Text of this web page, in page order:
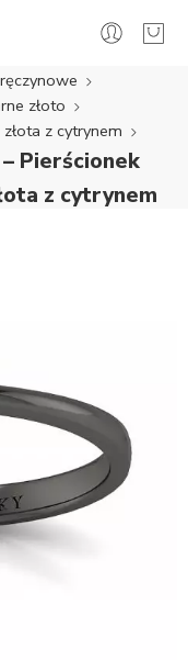
złoto
z cytrynem
Pierścionek
z cytrynem